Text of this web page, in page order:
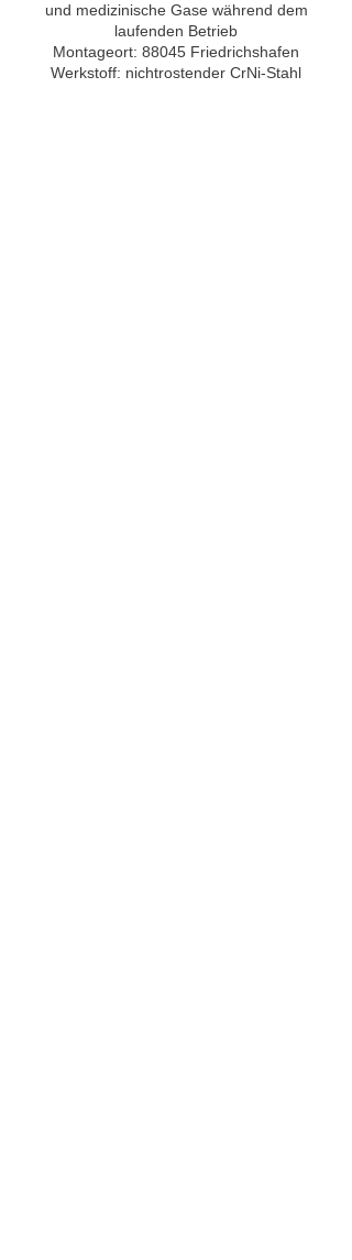
und medizinische Gase während dem
laufenden Betrieb
Montageort: 88045 Friedrichshafen
Werkstoff: nichtrostender CrNi-Stahl